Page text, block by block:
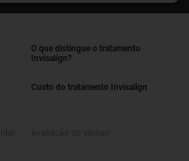
O que distingue o tratamento
Invisalign?
Custo do tratamento Invisalign